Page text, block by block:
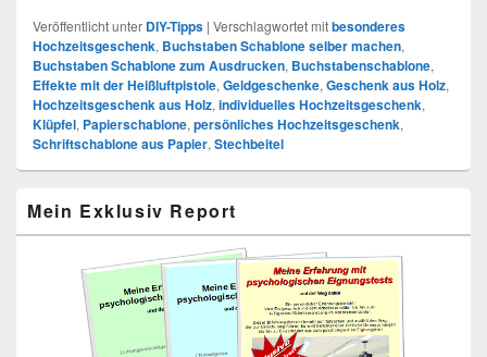
Veröffentlicht unter DIY-Tipps | Verschlagwortet mitbesonderes
Hochzeitsgeschenk, Buchstaben Schablone selber machen,
Buchstaben Schablone zum Ausdrucken, Buchstabenschablone,
Effekte mit der Heißluftpistole, Geldgeschenke, Geschenk aus Holz,
Hochzeitsgeschenk aus Holz, individuelles Hochzeitsgeschenk,
Klüpfel, Papierschablone, persönliches Hochzeitsgeschenk,
Schriftschablone aus Papier, Stechbeitel
Seitenleisten-
Widgetbereich
Mein Exklusiv Report